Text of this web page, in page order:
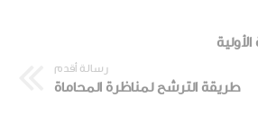
رسالة أقدم
طريقة الترشح لمناظرة المحاماة